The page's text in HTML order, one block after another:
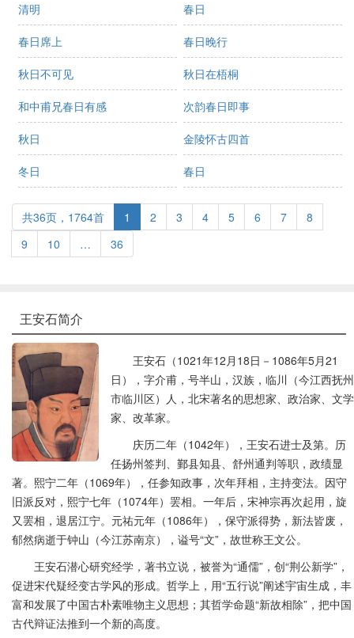
清明 春日
春日席上 春日晚行
秋日不可见 秋日在梧桐
和中甫兄春日有感 次韵春日即事
秋日 金陵怀古四首
冬日 春日
共36页，1764首 1 2 3 4 5 6 7
8
9
10 … 36
王安石简介
王安石（1021年12月18日－1086年5月21
日），字介甫，号半山，汉族，临川（今江西抚州
市临川区）人，北宋著名的思想家、政治家、文学
家、改革家。
庆历二年（1042年），王安石进士及第。历
任扬州签判、鄞县知县、舒州通判等职，政绩显
著。熙宁二年（1069年），任参知政事，次年拜相，主持变法。因守
旧派反对，熙宁七年（1074年）罢相。一年后，宋神宗再次起用，旋
又罢相，退居江宁。元祐元年（1086年），保守派得势，新法皆废，
郁然病逝于钟山（今江苏南京），谥号“文”，故世称王文公。
王安石潜心研究经学，著书立说，被誉为“通儒”，创“荆公新学”，
促进宋代疑经变古学风的形成。哲学上，用“五行说”阐述宇宙生成，丰
富和发展了中国古朴素唯物主义思想；其哲学命题“新故相除”，把中国
古代辩证法推到一个新的高度。